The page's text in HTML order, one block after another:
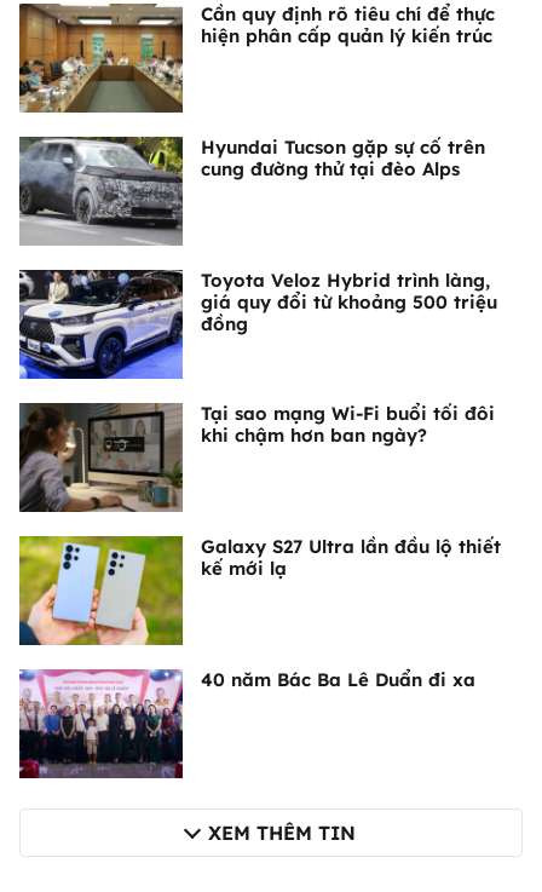
Cần quy định rõ tiêu chí để thực
hiện phân cấp quản lý kiến trúc
Hyundai Tucson gặp sự cố trên
cung đường thử tại đèo Alps
Toyota Veloz Hybrid trình làng,
giá quy đổi từ khoảng 500 triệu
đồng
Tại sao mạng Wi-Fi buổi tối đôi
khi chậm hơn ban ngày?
Galaxy S27 Ultra lần đầu lộ thiết
kế mới lạ
40 năm Bác Ba Lê Duẩn đi xa
XEM THÊM TIN